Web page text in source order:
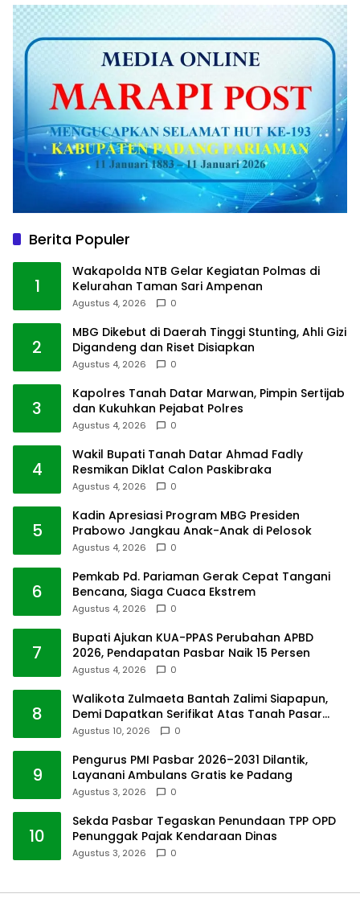
Berita Populer
1
Wakapolda NTB Gelar Kegiatan Polmas di
Kelurahan Taman Sari Ampenan
Agustus 4, 2026 0
2
MBG Dikebut di Daerah Tinggi Stunting, Ahli Gizi
Digandeng dan Riset Disiapkan
Agustus 4, 2026 0
3
Kapolres Tanah Datar Marwan, Pimpin Sertijab
dan Kukuhkan Pejabat Polres
Agustus 4, 2026 0
4
Wakil Bupati Tanah Datar Ahmad Fadly
Resmikan Diklat Calon Paskibraka
Agustus 4, 2026 0
5
Kadin Apresiasi Program MBG Presiden
Prabowo Jangkau Anak-Anak di Pelosok
Agustus 4, 2026 0
6
Pemkab Pd. Pariaman Gerak Cepat Tangani
Bencana, Siaga Cuaca Ekstrem
Agustus 4, 2026 0
7
Bupati Ajukan KUA-PPAS Perubahan APBD
2026, Pendapatan Pasbar Naik 15 Persen
Agustus 4, 2026 0
8
Walikota Zulmaeta Bantah Zalimi Siapapun,
Demi Dapatkan Serifikat Atas Tanah Pasar
Payakumbuh
Agustus 10, 2026 0
9
Pengurus PMI Pasbar 2026–2031 Dilantik,
Layanani Ambulans Gratis ke Padang
Agustus 3, 2026 0
10
Sekda Pasbar Tegaskan Penundaan TPP OPD
Penunggak Pajak Kendaraan Dinas
Agustus 3, 2026 0